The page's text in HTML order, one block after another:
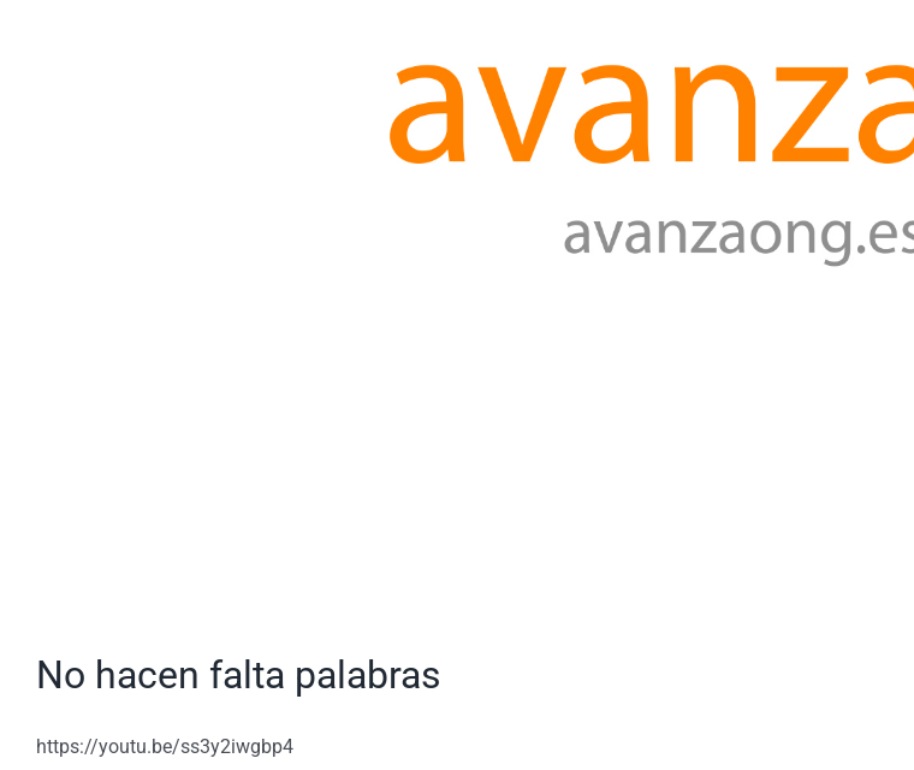
No hacen falta palabras
https://youtu.be/ss3y2iwgbp4